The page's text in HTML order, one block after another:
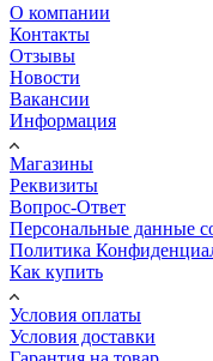
О компании
Контакты
Отзывы
Новости
Вакансии
Информация
Магазины
Реквизиты
Вопрос-Ответ
Персональные данные
Политика
Как купить
Условия оплаты
Условия доставки